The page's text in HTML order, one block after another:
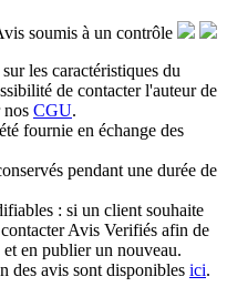
soumis à un contrôle
les caractéristiques du
de contacter l'auteur de
nos CGU.
fournie en échange des
pendant une durée de
: si un client souhaite
Avis Verifiés afin de
en publier un nouveau.
des avis sont disponibles ici.